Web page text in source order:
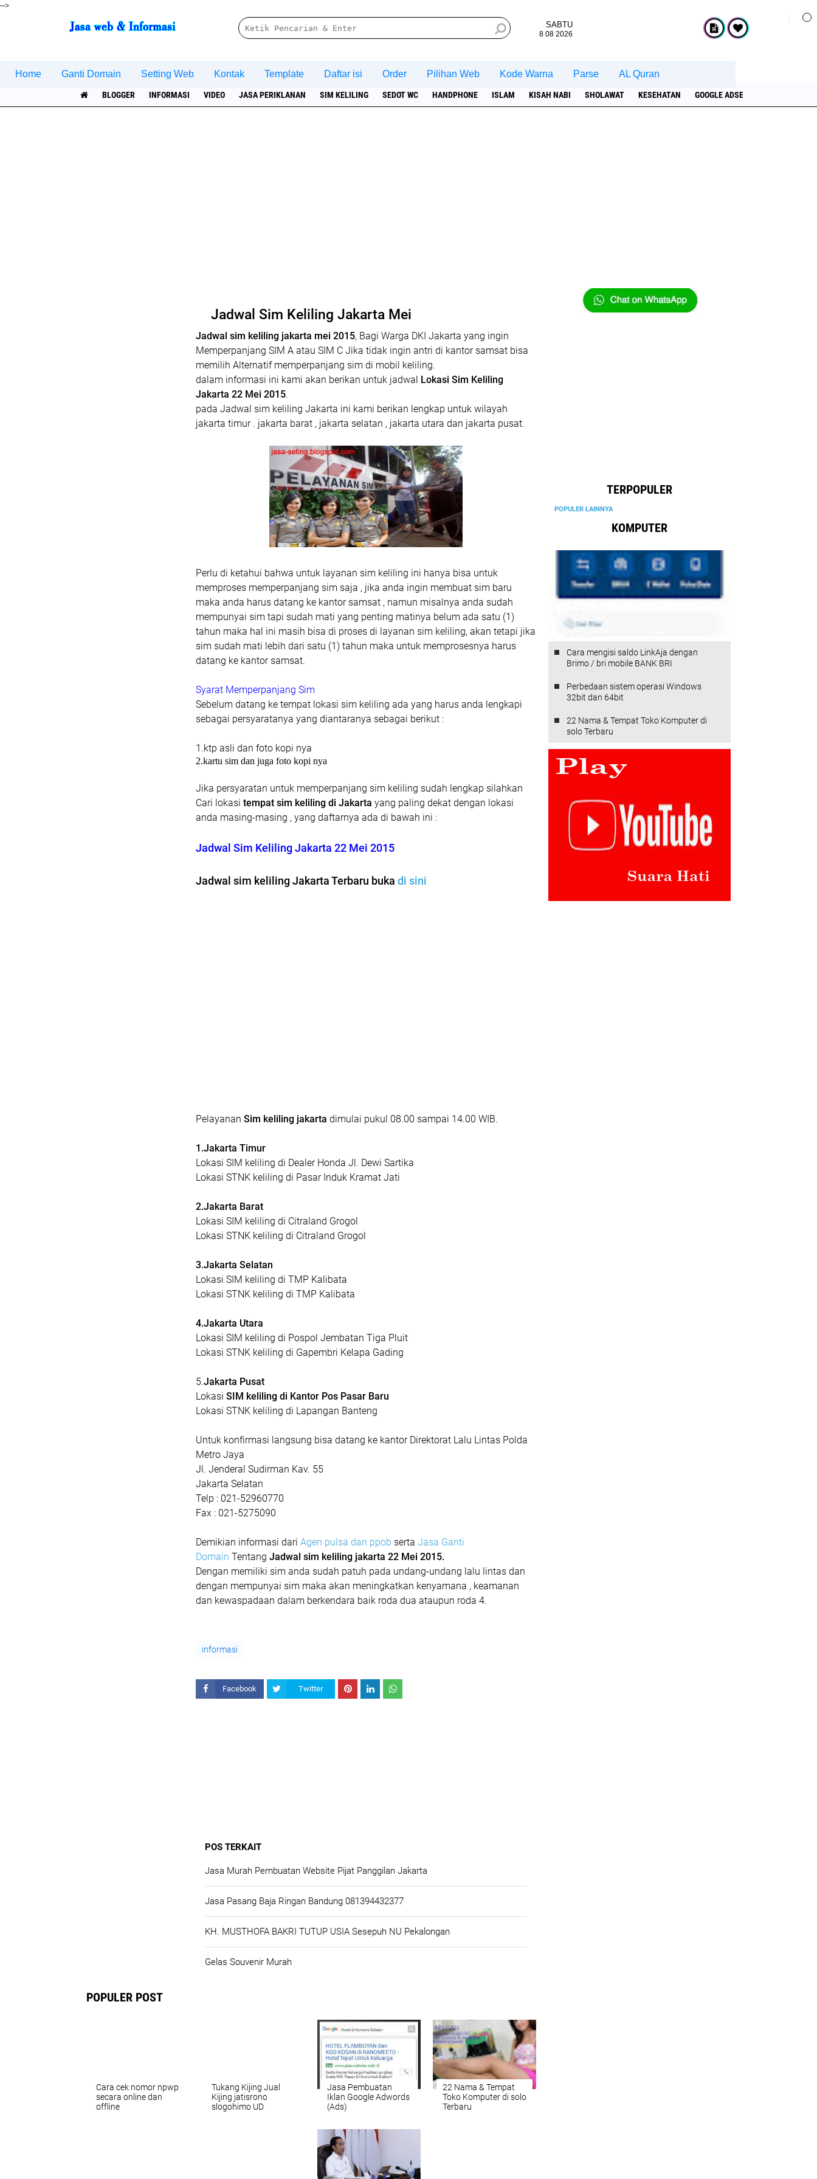
-->
SABTU
8 08 2026
Home Ganti Domain Setting Web Kontak Template Daftar isi Order Pilihan Web Kode Warna Parse AL Quran
BLOGGER INFORMASI VIDEO JASA PERIKLANAN SIM KELILING SEDOT WC HANDPHONE ISLAM KISAH NABI SHOLAWAT KESEHATAN GOOGLE ADSENSE
Jadwal Sim Keliling Jakarta Mei
Jadwal sim keliling jakarta mei 2015, Bagi Warga DKI Jakarta yang ingin
Memperpanjang SIM A atau SIM C Jika tidak ingin antri di kantor samsat bisa
memilih Alternatif memperpanjang sim di mobil keliling.
dalam informasi ini kami akan berikan untuk jadwal Lokasi Sim Keliling
Jakarta 22 Mei 2015.
pada Jadwal sim keliling Jakarta ini kami berikan lengkap untuk wilayah
jakarta timur . jakarta barat , jakarta selatan , jakarta utara dan jakarta pusat.
Perlu di ketahui bahwa untuk layanan sim keliling ini hanya bisa untuk
memproses memperpanjang sim saja , jika anda ingin membuat sim baru
maka anda harus datang ke kantor samsat , namun misalnya anda sudah
mempunyai sim tapi sudah mati yang penting matinya belum ada satu (1)
tahun maka hal ini masih bisa di proses di layanan sim keliling, akan tetapi jika
sim sudah mati lebih dari satu (1) tahun maka untuk memprosesnya harus
datang ke kantor samsat.
Syarat Memperpanjang Sim
Sebelum datang ke tempat lokasi sim keliling ada yang harus anda lengkapi
sebagai persyaratanya yang diantaranya sebagai berikut :
1.ktp asli dan foto kopi nya
2.kartu sim dan juga foto kopi nya
Jika persyaratan untuk memperpanjang sim keliling sudah lengkap silahkan
Cari lokasi tempat sim keliling di Jakarta yang paling dekat dengan lokasi
anda masing-masing , yang daftarnya ada di bawah ini :
Jadwal Sim Keliling Jakarta 22 Mei 2015
Jadwal sim keliling Jakarta Terbaru buka di sini
Pelayanan Sim keliling jakarta dimulai pukul 08.00 sampai 14.00 WIB.
1.Jakarta Timur
Lokasi SIM keliling di Dealer Honda Jl. Dewi Sartika
Lokasi STNK keliling di Pasar Induk Kramat Jati
2.Jakarta Barat
Lokasi SIM keliling di Citraland Grogol
Lokasi STNK keliling di Citraland Grogol
3.Jakarta Selatan
Lokasi SIM keliling di TMP Kalibata
Lokasi STNK keliling di TMP Kalibata
4.Jakarta Utara
Lokasi SIM keliling di Pospol Jembatan Tiga Pluit
Lokasi STNK keliling di Gapembri Kelapa Gading
5.Jakarta Pusat
Lokasi SIM keliling di Kantor Pos Pasar Baru
Lokasi STNK keliling di Lapangan Banteng
Untuk konfirmasi langsung bisa datang ke kantor Direktorat Lalu Lintas Polda
Metro Jaya
Jl. Jenderal Sudirman Kav. 55
Jakarta Selatan
Telp : 021-52960770
Fax : 021-5275090
Demikian informasi dari Agen pulsa dan ppob serta Jasa Ganti
Domain Tentang Jadwal sim keliling jakarta 22 Mei 2015.
Dengan memiliki sim anda sudah patuh pada undang-undang lalu lintas dan
dengan mempunyai sim maka akan meningkatkan kenyamana , keamanan
dan kewaspadaan dalam berkendara baik roda dua ataupun roda 4.
informasi
Facebook Twitter
POS TERKAIT
Jasa Murah Pembuatan Website Pijat Panggilan Jakarta
Jasa Pasang Baja Ringan Bandung 081394432377
KH. MUSTHOFA BAKRI TUTUP USIA Sesepuh NU Pekalongan
Gelas Souvenir Murah
POPULER POST
Cara cek nomor npwp
secara online dan
offline
Tukang Kijing Jual
Kijing jatisrono
slogohimo UD
Jasa Pembuatan
Iklan Google Adwords
(Ads)
22 Nama & Tempat
Toko Komputer di solo
Terbaru
TERPOPULER
POPULER LAINNYA
KOMPUTER
Cara mengisi saldo LinkAja dengan
Brimo / bri mobile BANK BRI
Perbedaan sistem operasi Windows
32bit dan 64bit
22 Nama & Tempat Toko Komputer di
solo Terbaru